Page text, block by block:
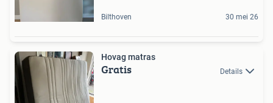
Bilthoven 30 mei 26
Hovag matras
Gratis Details